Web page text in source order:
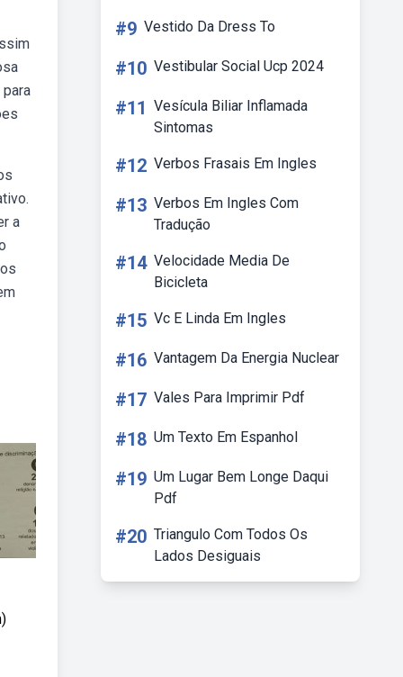
a
#9 Vestido Da Dress To
#10 Vestibular Social Ucp 2024
#11 Vesícula Biliar Inflamada
Sintomas
#12 Verbos Frasais Em Ingles
#13 Verbos Em Ingles Com
Tradução
#14 Velocidade Media De
Bicicleta
#15 Vc E Linda Em Ingles
#16 Vantagem Da Energia Nuclear
#17 Vales Para Imprimir Pdf
#18 Um Texto Em Espanhol
#19 Um Lugar Bem Longe Daqui
Pdf
#20 Triangulo Com Todos Os
Lados Desiguais